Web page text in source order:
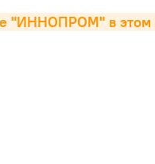
"ИННОПРОМ" в этом